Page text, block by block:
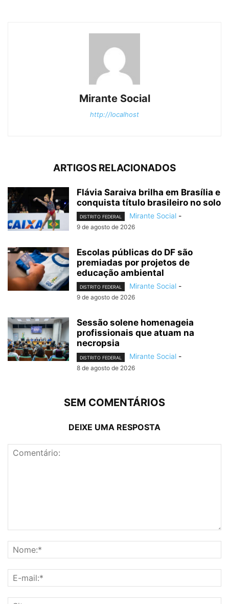
Mirante Social
http://localhost
ARTIGOS RELACIONADOS
Flávia Saraiva brilha em Brasília e
conquista título brasileiro no solo
DISTRITO FEDERAL Mirante Social -
9 de agosto de 2026
Escolas públicas do DF são
premiadas por projetos de
educação ambiental
DISTRITO FEDERAL Mirante Social -
9 de agosto de 2026
Sessão solene homenageia
profissionais que atuam na
necropsia
DISTRITO FEDERAL Mirante Social -
8 de agosto de 2026
SEM COMENTÁRIOS
DEIXE UMA RESPOSTA